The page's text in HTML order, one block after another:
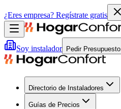
¿Eres empresa? Regístrate gratis
Soy instalador Pedir Presupuesto
Directorio de Instaladores
Guías de Precios